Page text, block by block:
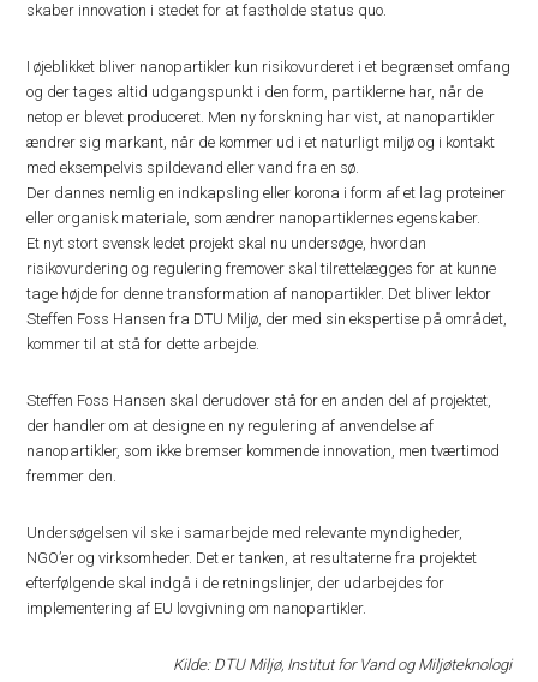
skaber innovation i stedet for at fastholde status quo.
I øjeblikket bliver nanopartikler kun risikovurderet i et begrænset omfang
og der tages altid udgangspunkt i den form, partiklerne har, når de
netop er blevet produceret. Men ny forskning har vist, at nanopartikler
ændrer sig markant, når de kommer ud i et naturligt miljø og i kontakt
med eksempelvis spildevand eller vand fra en sø.
Der dannes nemlig en indkapsling eller korona i form af et lag proteiner
eller organisk materiale, som ændrer nanopartiklernes egenskaber.
Et nyt stort svensk ledet projekt skal nu undersøge, hvordan
risikovurdering og regulering fremover skal tilrettelægges for at kunne
tage højde for denne transformation af nanopartikler. Det bliver lektor
Steffen Foss Hansen fra DTU Miljø, der med sin ekspertise på området,
kommer til at stå for dette arbejde.
Steffen Foss Hansen skal derudover stå for en anden del af projektet,
der handler om at designe en ny regulering af anvendelse af
nanopartikler, som ikke bremser kommende innovation, men tværtimod
fremmer den.
Undersøgelsen vil ske i samarbejde med relevante myndigheder,
NGO’er og virksomheder. Det er tanken, at resultaterne fra projektet
efterfølgende skal indgå i de retningslinjer, der udarbejdes for
implementering af EU lovgivning om nanopartikler.
Kilde: DTU Miljø, Institut for Vand og Miljøteknologi